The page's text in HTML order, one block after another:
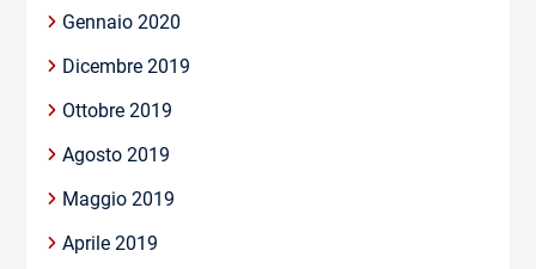
Gennaio 2020
Dicembre 2019
Ottobre 2019
Agosto 2019
Maggio 2019
Aprile 2019